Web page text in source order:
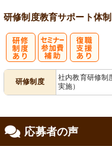
研修制度教育サポート体制
研修制度
社内教育研修制
実施）
応募者の声